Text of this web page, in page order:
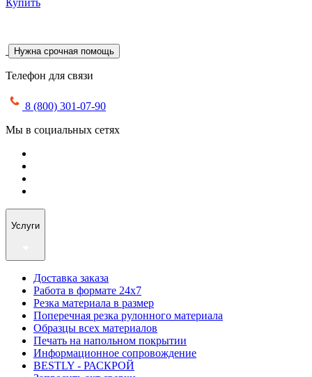
Купить
Нужна срочная помощь
Телефон для связи
8 (800) 301-07-90
Мы в социальных сетях
Услуги
Доставка заказа
Работа в формате 24х7
Резка материала в размер
Поперечная резка рулонного материала
Образцы всех материалов
Печать на напольном покрытии
Информационное сопровождение
BESTLY - РАСКРОЙ